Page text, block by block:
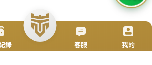
加入好友